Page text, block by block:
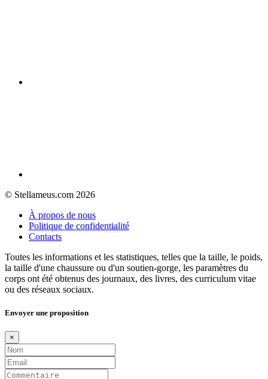
© Stellameus.com 2026
À propos de nous
Politique de confidentialité
Contacts
Toutes les informations et les statistiques, telles que la taille, le poids,
la taille d'une chaussure ou d'un soutien-gorge, les paramètres du
corps ont été obtenus des journaux, des livres, des curriculum vitae
ou des réseaux sociaux.
Envoyer une proposition
×